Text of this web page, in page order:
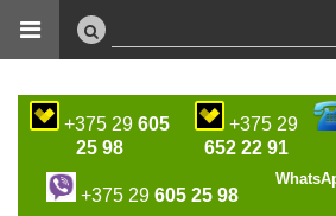
+375 29 605
25 98
+375 29
652 22 91
+375 29 605 25 98